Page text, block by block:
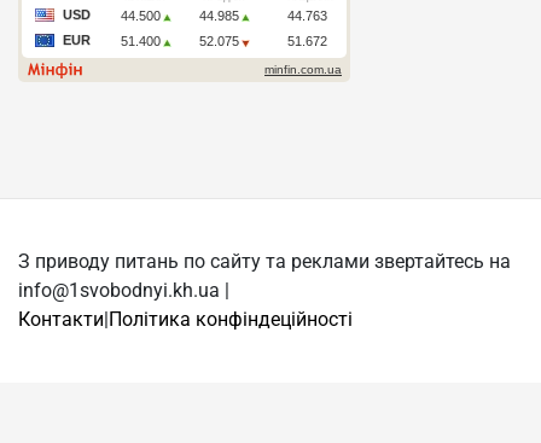
З приводу питань по сайту та реклами звертайтесь на
info@1svobodnyi.kh.ua |
Контакти|Політика конфіндеційності